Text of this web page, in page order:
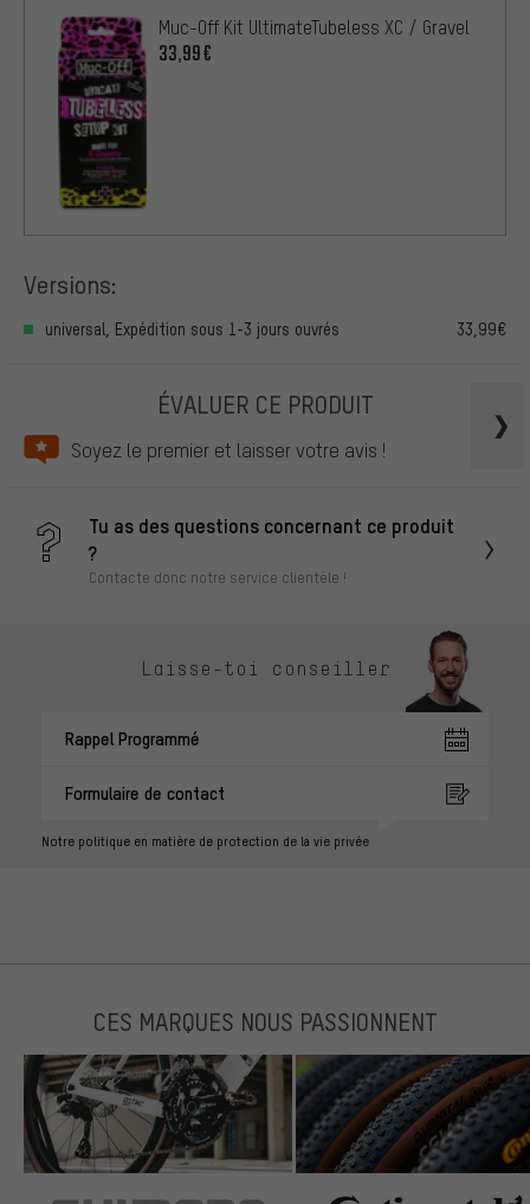
Muc-Off Kit UltimateTubeless XC / Gravel
33,99€
Versions:
universal, Expédition sous 1-3 jours ouvrés 33,99€
ÉVALUER CE PRODUIT
Soyez le premier et laisser votre avis !
Tu as des questions concernant ce produit
?
Contacte donc notre service clientèle !
Laisse-toi conseiller
Rappel Programmé
Formulaire de contact
Notre politique en matière de protection de la vie privée
CES MARQUES NOUS PASSIONNENT